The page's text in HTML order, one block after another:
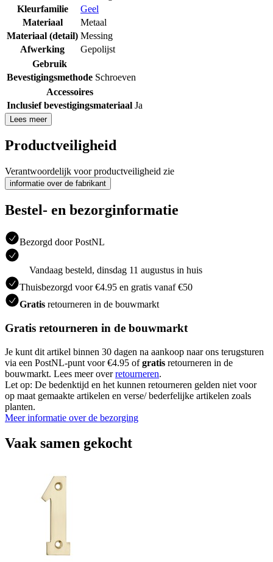
Kleurfamilie
Geel
Materiaal
Metaal
Materiaal (detail) Messing
Afwerking
Gepolijst
Gebruik
Bevestigingsmethode Schroeven
Accessoires
Inclusief bevestigingsmateriaal Ja
Lees meer
Productveiligheid
Verantwoordelijk voor productveiligheid zie
informatie over de fabrikant
Bestel- en bezorginformatie
Bezorgd door PostNL
Vandaag besteld, dinsdag 11 augustus in huis
Thuisbezorgd voor €4.95 en gratis vanaf €50
Gratis retourneren in de bouwmarkt
Gratis retourneren in de bouwmarkt
Je kunt dit artikel binnen 30 dagen na aankoop naar ons terugsturen
via een PostNL-punt voor €4.95 ofgratis retourneren in de
bouwmarkt. Lees meer overretourneren.
Let op: De bedenktijd en het kunnen retourneren gelden niet voor
op maat gemaakte artikelen en verse/ bederfelijke artikelen zoals
planten.
Meer informatie over de bezorging
Vaak samen gekocht